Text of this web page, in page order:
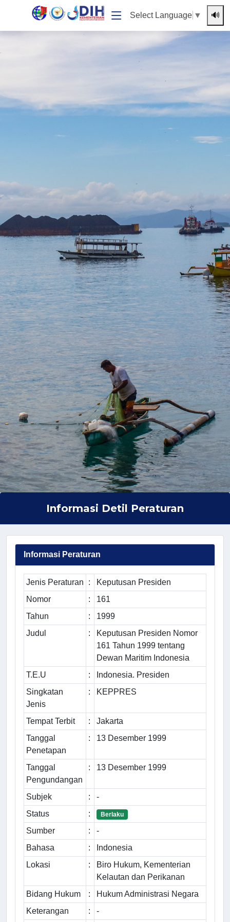
Select Language ▼ 🔊
Informasi Detil Peraturan
Informasi Peraturan
Jenis Peraturan :
Keputusan Presiden
Nomor
:
161
Tahun
:
1999
Judul
:
Keputusan Presiden Nomor
161 Tahun 1999 tentang
Dewan Maritim Indonesia
T.E.U
:
Indonesia. Presiden
Singkatan
Jenis
: KEPPRES
Tempat Terbit :
Jakarta
Tanggal
Penetapan
: 13 Desember 1999
Tanggal
Pengundangan
: 13 Desember 1999
Subjek :
-
Status
: Berlaku
Sumber :
-
Bahasa
:
Indonesia
Lokasi
:
Biro Hukum, Kementerian
Kelautan dan Perikanan
Bidang Hukum
:
Hukum Administrasi Negara
Keterangan
: -